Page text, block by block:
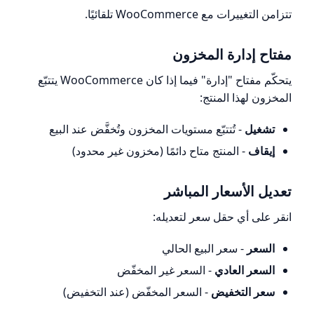
تتزامن التغييرات مع WooCommerce تلقائيًا.
مفتاح إدارة المخزون
يتحكّم مفتاح "إدارة" فيما إذا كان WooCommerce يتتبّع
المخزون لهذا المنتج:
تشغيل - تُتتبّع مستويات المخزون وتُخفَّض عند البيع
إيقاف - المنتج متاح دائمًا (مخزون غير محدود)
تعديل الأسعار المباشر
انقر على أي حقل سعر لتعديله:
السعر - سعر البيع الحالي
السعر العادي - السعر غير المخفّض
سعر التخفيض - السعر المخفّض (عند التخفيض)